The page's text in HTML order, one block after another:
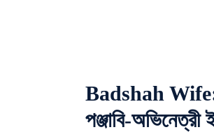
Badshah Wife:
পঞ্জাবি-অভিনেত্রী